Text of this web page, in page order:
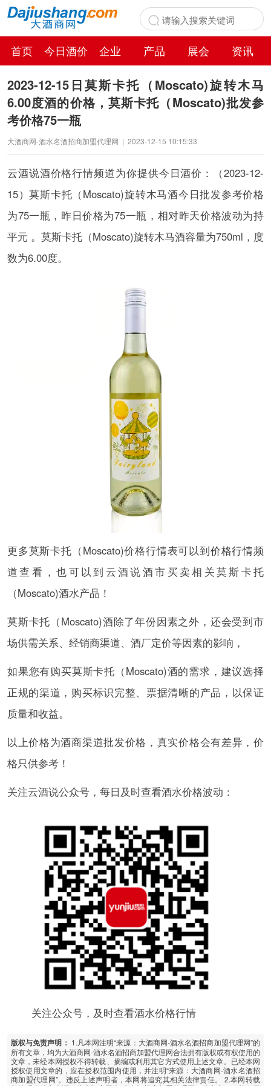
首页 今日酒价 企业 产品 展会
资讯
百科
2023-12-15日莫斯卡托（Moscato)旋转木马
6.00度酒的价格，莫斯卡托（Moscato)批发参
考价格75一瓶
大酒商网-酒水名酒招商加盟代理网 | 2023-12-15 10:15:33
云酒说酒价格行情频道为你提供今日酒价：（2023-12-
15）莫斯卡托（Moscato)旋转木马酒今日批发参考价格
为75一瓶，昨日价格为75一瓶，相对昨天价格波动为持
平元 。莫斯卡托（Moscato)旋转木马酒容量为750ml，度
数为6.00度。
更多莫斯卡托（Moscato)价格行情表可以到价格行情频
道查看，也可以到云酒说酒市买卖相关莫斯卡托
（Moscato)酒水产品！
莫斯卡托（Moscato)酒除了年份因素之外，还会受到市
场供需关系、经销商渠道、酒厂定价等因素的影响，
如果您有购买莫斯卡托（Moscato)酒的需求，建议选择
正规的渠道，购买标识完整、票据清晰的产品，以保证
质量和收益。
以上价格为酒商渠道批发价格，真实价格会有差异，价
格只供参考！
关注云酒说公众号，每日及时查看酒水价格波动：
关注公众号，及时查看酒水价格行情
版权与免责声明： 1.凡本网注明“来源：大酒商网-酒水名酒招商加盟代理网”的
所有文章，均为大酒商网-酒水名酒招商加盟代理网合法拥有版权或有权使用的
文章，未经本网授权不得转载、摘编或利用其它方式使用上述文章。已经本网
授权使用文章的，应在授权范围内使用，并注明“来源：大酒商网-酒水名酒招
商加盟代理网”。违反上述声明者，本网将追究其相关法律责任。 2.本网转载